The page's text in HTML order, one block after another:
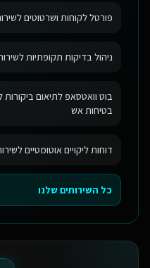
פורטל לקוחות ושרטוטים
ניהול בדיקות תקופתיות
בוט וואטסאפ לתיאום ביקורות
בטיחות אש
דוחות ליקויים אוטומטיים
כל השירותים שלנו